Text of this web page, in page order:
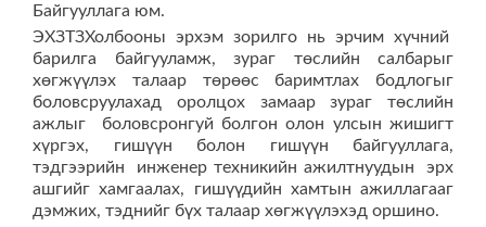
Байгууллага юм.
ЭХЗТЗХолбооны эрхэм зорилго нь эрчим хүчний
барилга байгууламж, зураг төслийн салбарыг
хөгжүүлэх талаар төрөөс баримтлах бодлогыг
боловсруулахад оролцох замаар зураг төслийн
ажлыг боловсронгуй болгон олон улсын жишигт
хүргэх, гишүүн болон гишүүн байгууллага,
тэдгээрийн инженер техникийн ажилтнуудын эрх
ашгийг хамгаалах, гишүүдийн хамтын ажиллагааг
дэмжих, тэднийг бүх талаар хөгжүүлэхэд оршино.